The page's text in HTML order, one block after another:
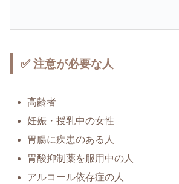
✅ 注意が必要な人
高齢者
妊娠・授乳中の女性
胃腸に疾患のある人
胃酸抑制薬を服用中の人
アルコール依存症の人